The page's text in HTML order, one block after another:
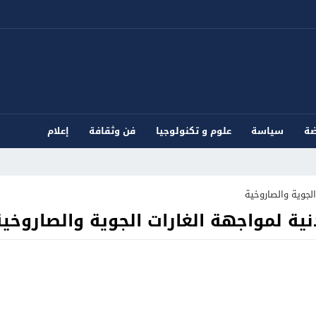
سياسة علوم و تكنولوجيا فن وثقافة إعلام
والصاروخية
لمواجهة الغارات الجوية